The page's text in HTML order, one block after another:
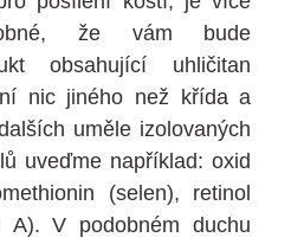
že vám bude
obsahující uhličitan
nic jiného než křída a
uměle izolovaných
uveďme například: oxid
(selen), retinol
A). V podobném duchu